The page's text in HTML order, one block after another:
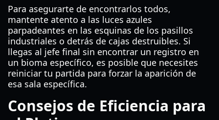
Para asegurarte de encontrarlos todos,
mantente atento a las luces azules
parpadeantes en las esquinas de los pasillos
industriales o detrás de cajas destruibles. Si
llegas al jefe final sin encontrar un registro en
un bioma específico, es posible que necesites
reiniciar tu partida para forzar la aparición de
esa sala específica.
Consejos de Eficiencia para